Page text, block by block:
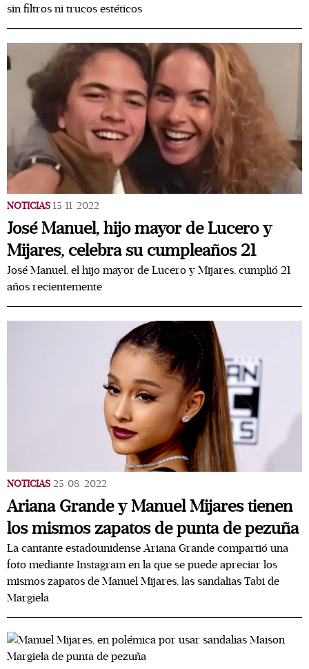
sin filtros ni trucos estéticos
NOTICIAS 15/11/2022
José Manuel, hijo mayor de Lucero y
Mijares, celebra su cumpleaños 21
José Manuel, el hijo mayor de Lucero y Mijares, cumplió 21
años recientemente
NOTICIAS 25/08/2022
Ariana Grande y Manuel Mijares tienen
los mismos zapatos de punta de pezuña
La cantante estadounidense Ariana Grande compartió una
foto mediante Instagram en la que se puede apreciar los
mismos zapatos de Manuel Mijares, las sandalias Tabi de
Margiela